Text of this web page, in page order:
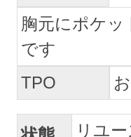
胸元にポケッ
です
TPO
リユ